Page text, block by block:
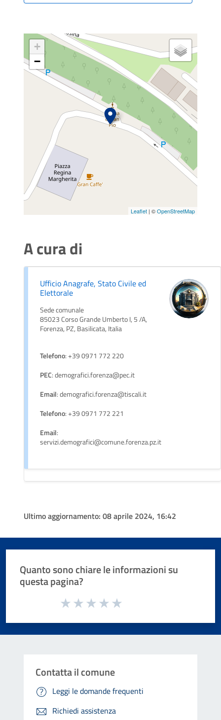
+
−
Leaflet | ©OpenStreetMap
A cura di
Ufficio Anagrafe, Stato Civile ed
Elettorale
Sede comunale
85023 Corso Grande Umberto I, 5 /A,
Forenza, PZ, Basilicata, Italia
Telefono: +39 0971 772 220
PEC: demografici.forenza@pec.it
Email: demografici.forenza@tiscali.it
Telefono: +39 0971 772 221
Email:
servizi.demografici@comune.forenza.pz.it
Ultimo aggiornamento: 08 aprile 2024, 16:42
Quanto sono chiare le informazioni su
questa pagina?
Valuta da 1 a 5 stelle la pagina
Contatta il comune
Leggi le domande frequenti
Richiedi assistenza